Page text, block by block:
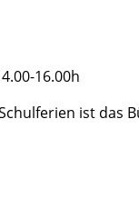
16.00h
ist das